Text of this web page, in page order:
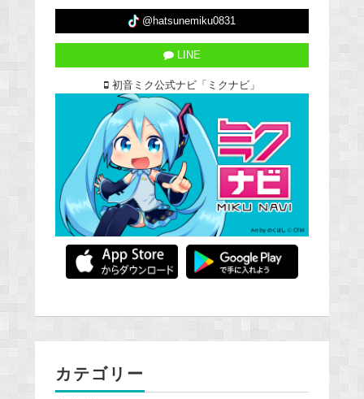
@hatsunemiku0831
LINE
初音ミク公式ナビ「ミクナビ」
カテゴリー